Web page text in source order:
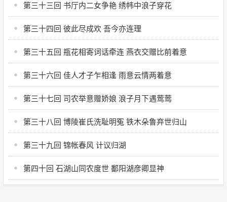
第三十三回 书厅内二女争艳 绣帏中浪子穿花
第三十四回 彼此尽成欢 吾今亦连理
第三十五回 瓶花相寄词话牵连 燕衣交赠比前着意
第三十六回 佳人才子乍相逢 雨意云情两着意
第三十七回 司农举意赠娇娘 浪子月下遇莺莺
第三十八回 博陵崔氏洗耻明冤 铁木朵鲁弃世归山
第三十九回 锦帐春风 计议归湖
第四十回 石湖山同农度世 鄱阳湖彦卿显神